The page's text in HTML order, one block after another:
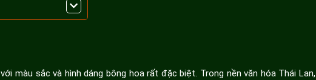
màu sắc và hình dáng bông hoa rất đặc biệt. Trong nền văn hóa Thái Lan,